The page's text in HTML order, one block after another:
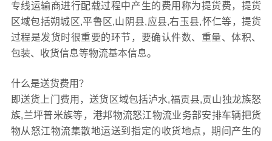
专线运输商进行配载过程中产生的费用称为提货费，提货
区域包括朔城区,平鲁区,山阴县,应县,右玉县,怀仁等，提货
过程是发货时很重要的环节，要确认件数、重量、体积、
包装、收货信息等物流基本信息。
什么是送货费用？
即送货上门费用，送货区域包括泸水,福贡县,贡山独龙族怒
族,兰坪普米族等，港邦物流怒江物流业务部安排车辆把货
物从怒江物流集散地运送到指定的收货地点，期间产生的